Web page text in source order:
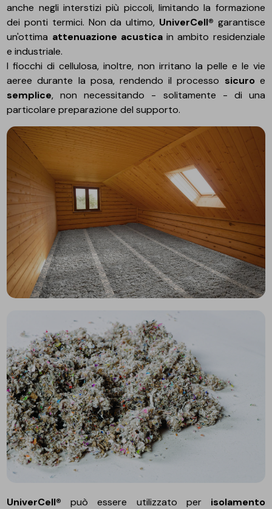
anche negli interstizi più piccoli, limitando la formazione
dei ponti termici. Non da ultimo, UniverCell® garantisce
un'ottima attenuazione acusticain ambito residenziale
e industriale.
I fiocchi di cellulosa, inoltre, non irritano la pelle e le vie
aeree durante la posa, rendendo il processo sicuro e
semplice, non necessitando - solitamente - di una
particolare preparazione del supporto.
UniverCell® può essere utilizzato per isolamento